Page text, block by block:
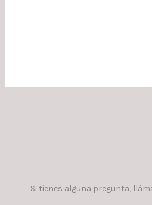
Si tienes alguna pregunta,